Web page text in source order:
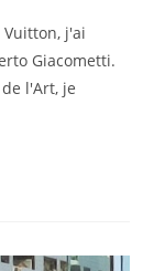
j'ai
Giacometti.
l'Art, je